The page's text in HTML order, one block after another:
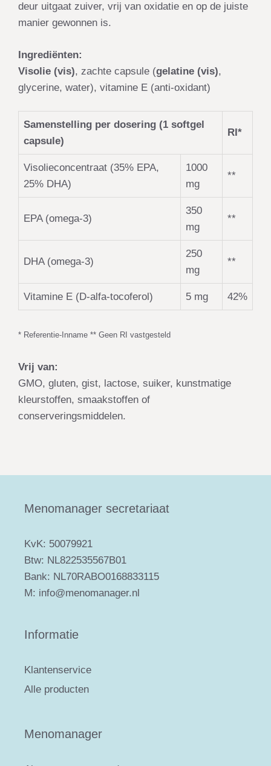
deur uitgaat zuiver, vrij van oxidatie en op de juiste
manier gewonnen is.
Ingrediënten:
Visolie (vis), zachte capsule (gelatine (vis),
glycerine, water), vitamine E (anti-oxidant)
Samenstelling per dosering (1 softgel
capsule)
RI*
Visolieconcentraat (35% EPA,
25% DHA)
1000
mg
**
EPA (omega-3)
350
mg
**
DHA (omega-3)
250
mg
**
Vitamine E (D-alfa-tocoferol) 5 mg 42%
* Referentie-Inname ** Geen RI vastgesteld
Vrij van:
GMO, gluten, gist, lactose, suiker, kunstmatige
kleurstoffen, smaakstoffen of
conserveringsmiddelen.
Menomanager secretariaat
KvK: 50079921
Btw: NL822535567B01
Bank: NL70RABO0168833115
M: info@menomanager.nl
Informatie
Klantenservice
Alle producten
Menomanager